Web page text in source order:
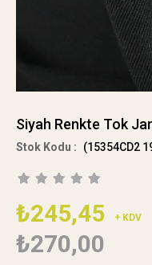
Siyah Renkte Tok
(15354CD2
₺245,45 + KDV
₺270,00